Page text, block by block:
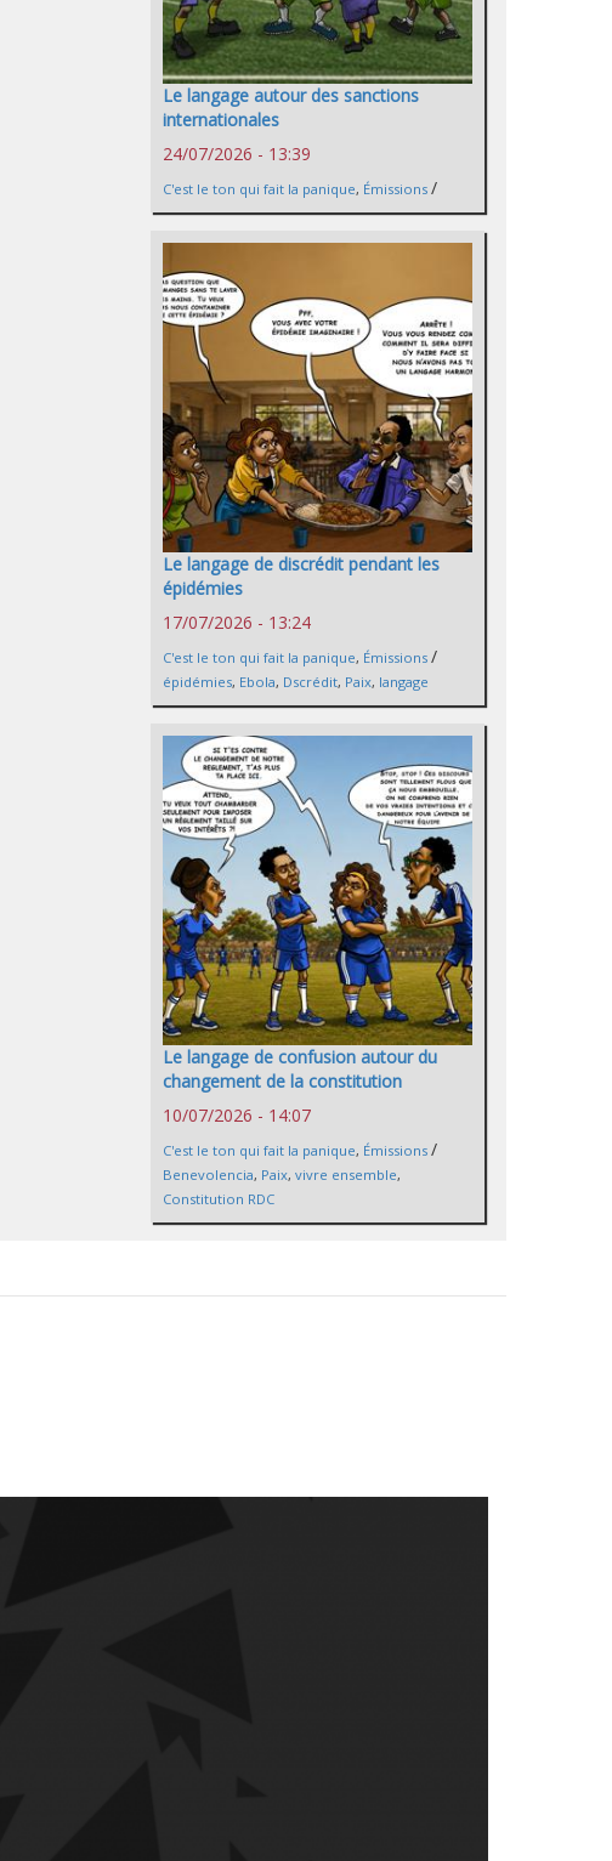
Le langage autour des sanctions
internationales
24/07/2026 - 13:39
C'est le ton qui fait la panique, Émissions /
Le langage de discrédit pendant les
épidémies
17/07/2026 - 13:24
C'est le ton qui fait la panique, Émissions /
épidémies, Ebola, Dscrédit, Paix, langage
Le langage de confusion autour du
changement de la constitution
10/07/2026 - 14:07
C'est le ton qui fait la panique, Émissions /
Benevolencia, Paix, vivre ensemble,
Constitution RDC